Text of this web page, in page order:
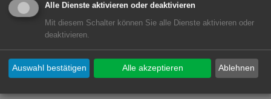
Projektgruppe "Eine Welt"
Torhaus Aalen, Paul-Ulmschneider-
Saal
Alle Dienste aktivieren oder deaktivieren
Mit diesem Schalter können Sie alle Dienste aktivieren oder
deaktivieren.
Ablehnen
Auswahl bestätigen Alle akzeptieren